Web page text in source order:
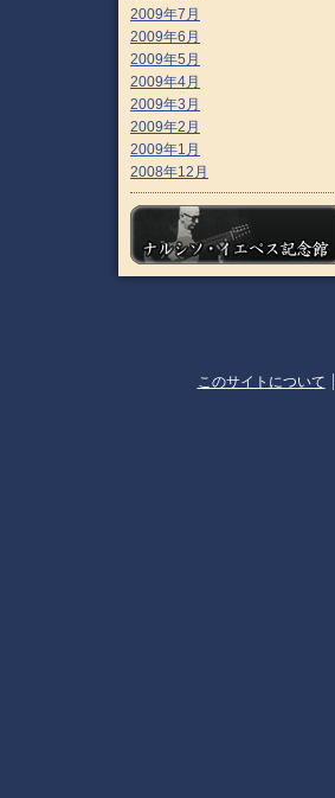
2009年7月
2009年6月
2009年5月
2009年4月
2009年3月
2009年2月
2009年1月
2008年12月
このサイトについて